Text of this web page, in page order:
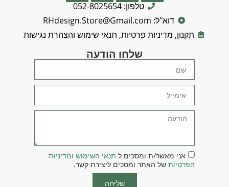
טלפון: 052-8025654
דוא"ל: RHdesign.Store@Gmail.com
תקנון, מדיניות פרטיות, תנאי שימוש והצהרת נגישות
שלחו הודעה
אני מאשר/ת ומסכים ל תנאי השימוש ומדיניות
הפרטיות של האתר ומסכים ליצירת קשר.
שליחה